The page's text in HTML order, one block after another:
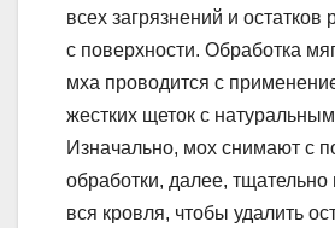
всех загрязнений и остатков
с поверхности. Обработка
мха проводится с
жестких щеток с
Изначально, мох снимают с
обработки, далее,
вся кровля, чтобы удалить